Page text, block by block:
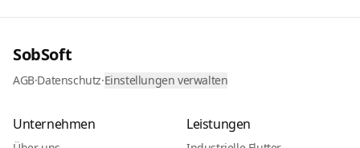
SobSoft
AGB·Datenschutz·Einstellungen verwalten
Unternehmen Leistungen